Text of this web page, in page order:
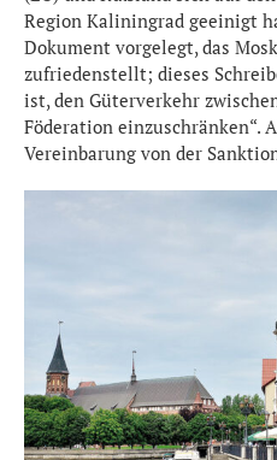
Region Kaliningrad geeinigt
Dokument vorgelegt, das
zufriedenstellt; dieses
ist, den Güterverkehr
Föderation einzuschränken“.
Vereinbarung von der